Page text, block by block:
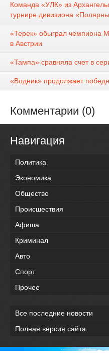
Команда «УЛК» из
турнире дивизиона
«Терек» обыграл чемпиона
в Австрии
«Тампа» сравняла счет в
«Водник» продолжает
Комментарии (0)
Навигация
Политика
Экономика
Общество
Происшествия
Афиша
Криминал
Авто
Спорт
Прочее
Все последние новости
Полная версия сайта